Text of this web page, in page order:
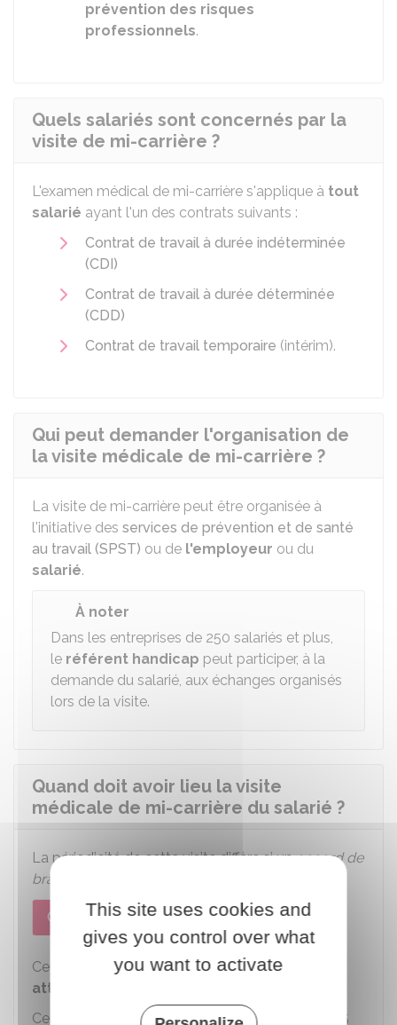
prévention des risques
professionnels.
Quels salariés sont concernés par la
visite de mi-carrière ?
L'examen médical de mi-carrière s'applique à tout
salarié ayant l'un des contrats suivants :
Contrat de travail à durée indéterminée
(CDI)
Contrat de travail à durée déterminée
(CDD)
Contrat de travail temporaire (intérim).
Qui peut demander l'organisation de
la visite médicale de mi-carrière ?
La visite de mi-carrière peut être organisée à
l'initiative des services de prévention et de santé
au travail (SPST) ou de l'employeur ou du
salarié.
À noter
Dans les entreprises de 250 salariés et plus,
le référent handicap peut participer, à la
demande du salarié, aux échanges organisés
lors de la visite.
Quand doit avoir lieu la visite
médicale de mi-carrière du salarié ?
La périodicité de cette visite diffère si unaccord de
branche
Cas général Accord de branche
Cette visite a lieu dans l'année civile où le salarié
atteint 45 ans
Cet examen peut être organisé avant l'âge de 45
This site uses cookies and
gives you control over what
you want to activate